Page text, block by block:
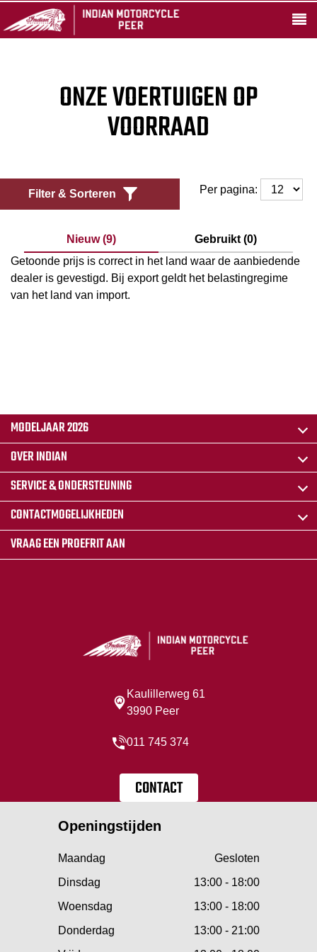
ONZE VOERTUIGEN OP
VOORRAAD
Filter & Sorteren Per pagina:
Nieuw (9)
Gebruikt (0)
Getoonde prijs is correct in het land waar de aanbiedende
dealer is gevestigd. Bij export geldt het belastingregime
van het land van import.
MODELJAAR 2026
OVER INDIAN
SERVICE & ONDERSTEUNING
CONTACTMOGELIJKHEDEN
VRAAG EEN PROEFRIT AAN
Kaulillerweg 61
3990 Peer
011 745 374
CONTACT
Openingstijden
Maandag
Gesloten
Dinsdag
13:00 - 18:00
Woensdag
13:00 - 18:00
Donderdag
13:00 - 21:00